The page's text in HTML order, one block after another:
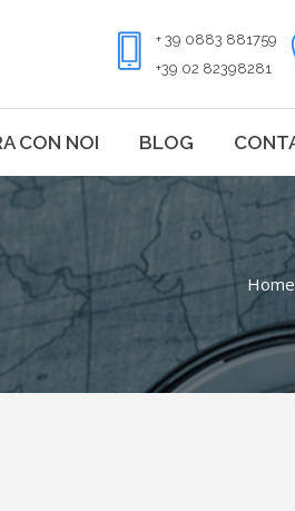
+ 39 0883 881759
+39 02 82398281
CON NOI BLOG
Home